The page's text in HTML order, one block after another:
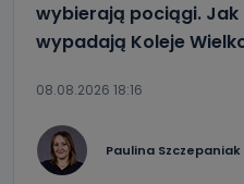
wybierają pociągi.
wypadają Koleje
08.08.2026 18:16
Paulina Szczepaniak